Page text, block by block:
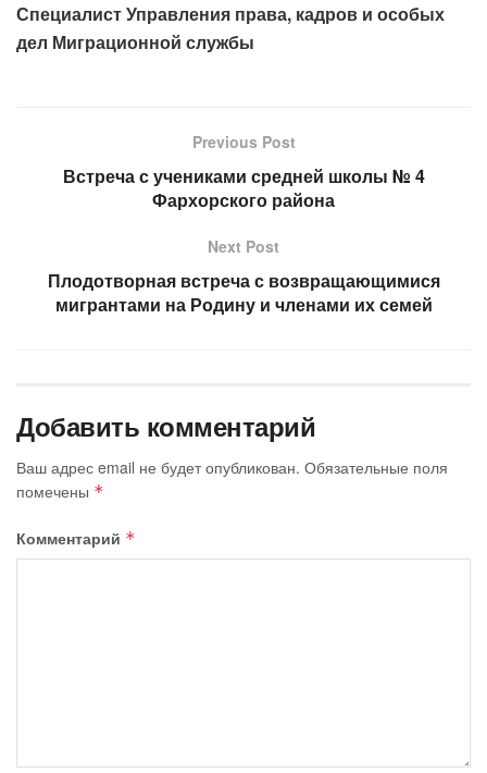
СпециалистУправления права, кадров и особых
дел Миграционной службы
Previous Post
Встреча с учениками средней школы № 4
Фархорского района
Next Post
Плодотворная встреча с возвращающимися
мигрантами на Родину и членами их семей
Добавить комментарий
Ваш адрес email не будет опубликован. Обязательные поля
помечены *
Комментарий *